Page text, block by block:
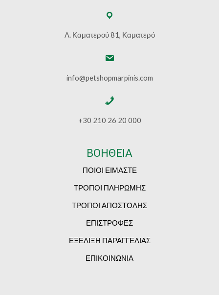
Λ. Καματερού 81, Καματερό
info@petshopmarpinis.com
+30 210 26 20 000
ΒΟΗΘΕΙΑ
ΠΟΙΟΙ ΕΙΜΑΣΤΕ
ΤΡΟΠΟΙ ΠΛΗΡΩΜΗΣ
ΤΡΟΠΟΙ ΑΠΟΣΤΟΛΗΣ
ΕΠΙΣΤΡΟΦΕΣ
ΕΞΕΛΙΞΗ ΠΑΡΑΓΓΕΛΙΑΣ
ΕΠΙΚΟΙΝΩΝΙΑ